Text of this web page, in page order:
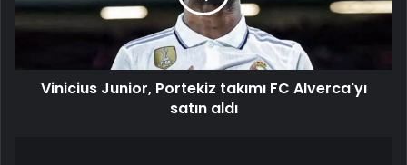
Alverca'yı
satın
Vinicius Junior, Portekiz takımı FC Alverca'yı
satın aldı